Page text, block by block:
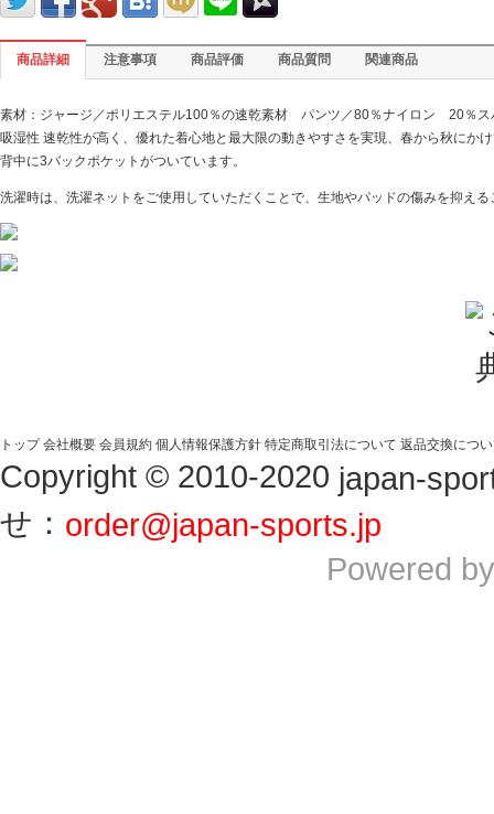
商品詳細 注意事項 商品評価 商品質問 関連商品
素材：ジャージ／ポリエステル100％の速乾素材 パンツ／80％ナイロン 20％ス
吸湿性 速乾性が高く、優れた着心地と最大限の動きやすさを実現、春から秋にか
背中に3バックポケットがついています。
洗濯時は、洗濯ネットをご使用していただくことで、生地やパッドの傷みを抑え
トップ 会社概要 会員規約 個人情報保護方針 特定商取引法について 返品交換につ
Copyright © 2010-2020 japan-
せ： order@japan-sports.jp
Powered